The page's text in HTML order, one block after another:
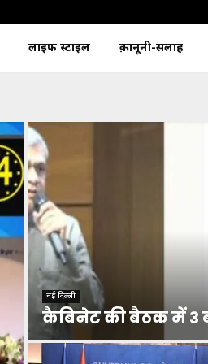
लाइफ स्टाइल क़ानूनी-सलाह
नई दिल्ली
कैबिनेट की बैठक में 3